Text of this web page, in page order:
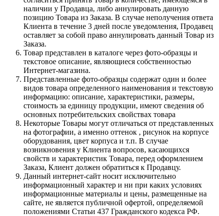
наличии у Продавца, либо аннулировать данную
позицию Товара из Заказа. В случае неполучения ответа
Клиента в течение 3 дней после уведомления, Продавец
оставляет за собой право аннулировать данный Товар из
Заказа.
Товар представлен в каталоге через фото-образцы и
текстовое описание, являющиеся собственностью
Интернет-магазина.
Представленные фото-образцы содержат один и более
видов товара определенного наименования и текстовую
информацию: описание, характеристики, размеры,
стоимость за единицу продукции, имеют сведения об
основных потребительских свойствах товара
Некоторые Товары могут отличаться от представленных
на фотографии, а именно оттенок , рисунок на корпусе
оборудования, цвет корпуса и т.п. В случае
возникновения у Клиента вопросов, касающихся
свойств и характеристик Товара, перед оформлением
Заказа, Клиент должен обратиться к Продавцу.
Данный интернет-сайт носит исключительно
информационный характер и ни при каких условиях
информационные материалы и цены, размещенные на
сайте, не является публичной офертой, определяемой
положениями Статьи 437 Гражданского кодекса РФ.